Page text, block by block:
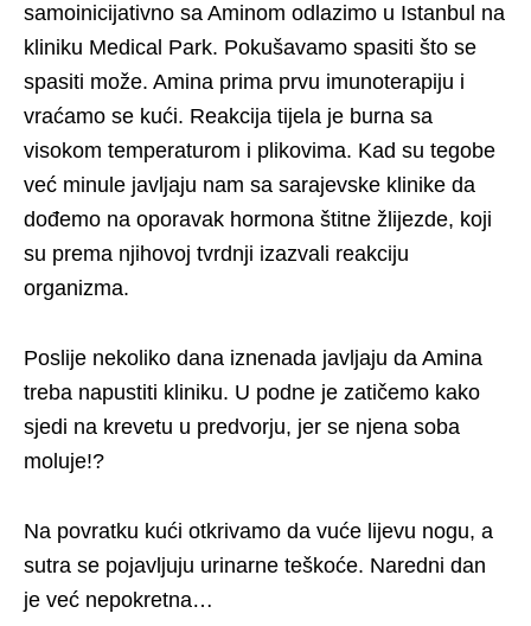
samoinicijativno sa Aminom odlazimo u Istanbul na
kliniku Medical Park. Pokušavamo spasiti što se
spasiti može. Amina prima prvu imunoterapiju i
vraćamo se kući. Reakcija tijela je burna sa
visokom temperaturom i plikovima. Kad su tegobe
već minule javljaju nam sa sarajevske klinike da
dođemo na oporavak hormona štitne žlijezde, koji
su prema njihovoj tvrdnji izazvali reakciju
organizma.
Poslije nekoliko dana iznenada javljaju da Amina
treba napustiti kliniku. U podne je zatičemo kako
sjedi na krevetu u predvorju, jer se njena soba
moluje!?
Na povratku kući otkrivamo da vuće lijevu nogu, a
sutra se pojavljuju urinarne teškoće. Naredni dan
je već nepokretna…